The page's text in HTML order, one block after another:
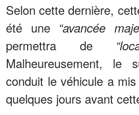
Selon cette dernière,
été une “avancée
permettra de
Malheureusement, le
conduit le véhicule a
quelques jours avant